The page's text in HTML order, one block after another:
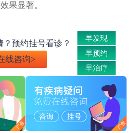
果显著。
预约挂号看诊？
线咨询>
早发现
早预约
早治疗